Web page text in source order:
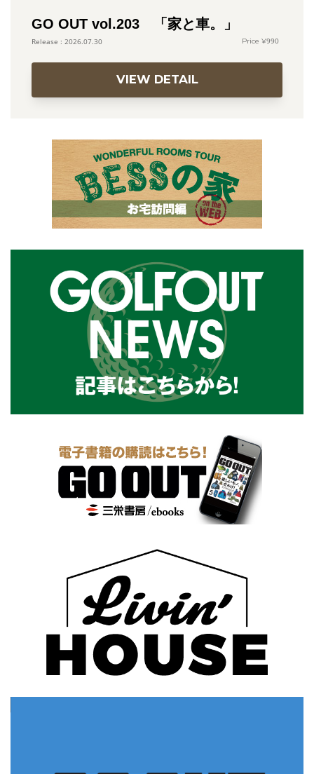
GO OUT vol.203 「家と車。」
2026.07.30 990
VIEW DETAIL